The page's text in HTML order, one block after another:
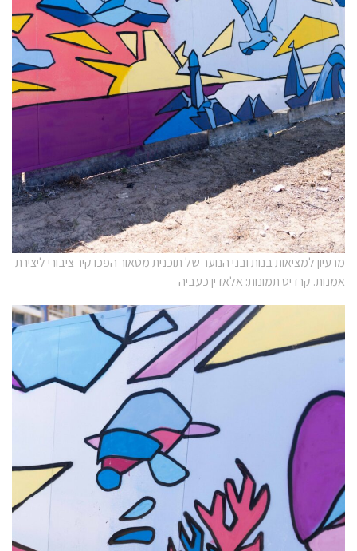
מרעיון למציאות בנות ובני הנוער של תוכנית מטאור הפכו קיר ציבורי ליצירת
אמנות. קרדיט תמונות: אלאדין כעביה